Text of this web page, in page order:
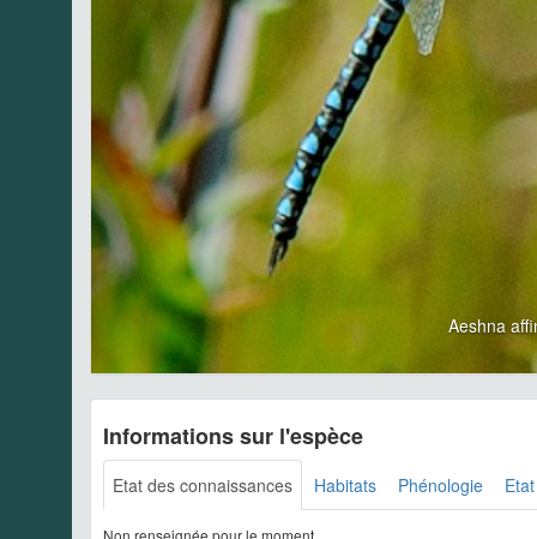
Aeshna
Informations sur l'espèce
Etat des connaissances Habitats Phénologie
Non renseignée pour le moment